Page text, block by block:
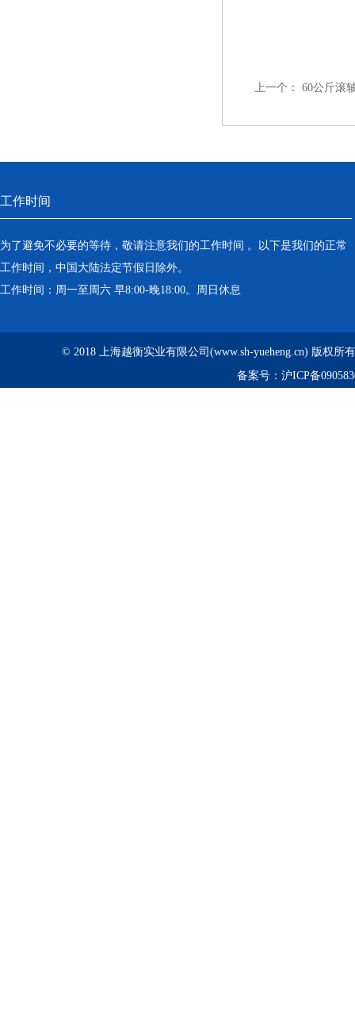
上一个： 60公斤滚
工作时间
为了避免不必要的等待，敬请注意我们的工作时间 。以下是我们的正常
工作时间，中国大陆法定节假日除外。
工作时间：周一至周六 早8:00-晚18:00。周日休息
© 2018 上海越衡实业有限公司(www.sh-yueheng.cn) 版权所
备案号： 沪ICP备